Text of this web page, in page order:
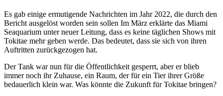
Es gab einige ermutigende Nachrichten im Jahr 2022, die durch den
Bericht ausgelöst worden sein sollen Im März erklärte das Miami
Seaquarium unter neuer Leitung, dass es keine täglichen Shows mit
Tokitae mehr geben werde. Das bedeutet, dass sie sich von ihren
Auftritten zurückgezogen hat.
Der Tank war nun für die Öffentlichkeit gesperrt, aber er blieb
immer noch ihr Zuhause, ein Raum, der für ein Tier ihrer Größe
bedauerlich klein war. Was könnte die Zukunft für Tokitae bringen?